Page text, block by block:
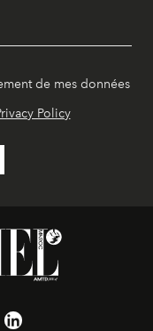
de mes données
Policy